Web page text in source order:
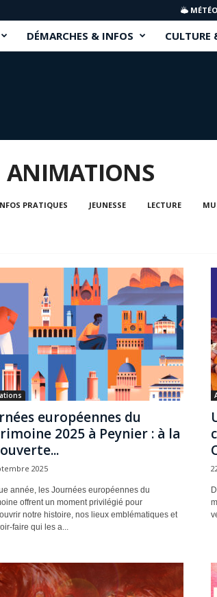
MÉTÉO
DÉMARCHES & INFOS CULTURE
ANIMATIONS
PRATIQUES JEUNESSE LECTURE
européennes du
2025 à Peynier : à la
2025
année, les Journées européennes du
offrent un moment privilégié pour
notre histoire, nos lieux emblématiques et
faire qui les a...